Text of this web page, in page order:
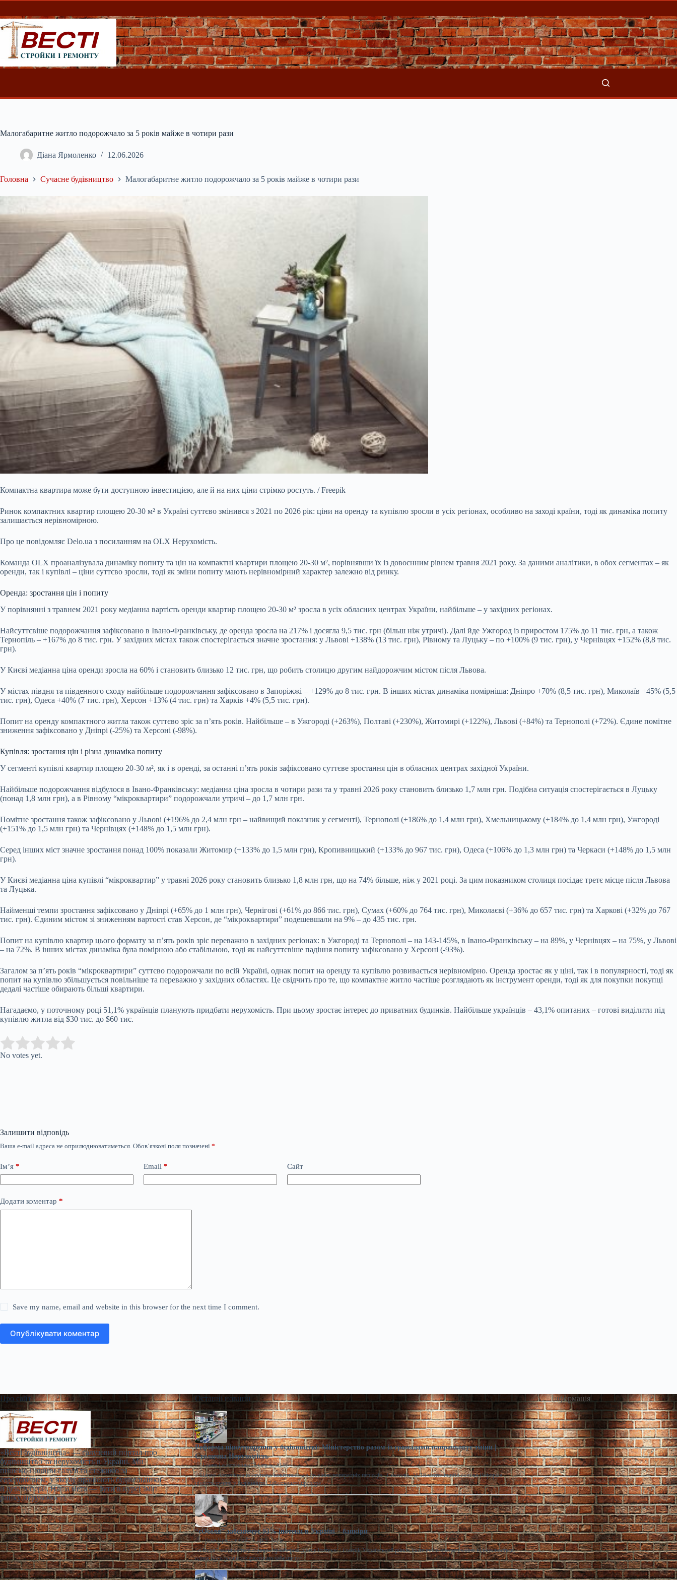
Перейти
вмісту
Малогабаритне житло подорожчало за 5 років майже в чотири рази
Діана Ярмоленко 12.06.2026
Головна Сучасне будівництво Малогабаритне житло подорожчало за 5 років майже в чотири рази
Компактна квартира може бути доступною інвестицією, але й на них ціни стрімко ростуть. / Freepik
Ринок компактних квартир площею 20-30 м² в Україні суттєво змінився з 2021 по 2026 рік: ціни на оренду та купівлю зросли в усіх регіонах, особливо на заході країни, тоді як динаміка попиту
залишається нерівномірною.
Про це повідомляє Delo.ua з посиланням на OLX Нерухомість.
Команда OLX проаналізувала динаміку попиту та цін на компактні квартири площею 20-30 м², порівнявши їх із довоєнним рівнем травня 2021 року. За даними аналітики, в обох сегментах – як
оренди, так і купівлі – ціни суттєво зросли, тоді як зміни попиту мають нерівномірний характер залежно від ринку.
Оренда: зростання цін і попиту
У порівнянні з травнем 2021 року медіанна вартість оренди квартир площею 20-30 м² зросла в усіх обласних центрах України, найбільше – у західних регіонах.
Найсуттєвіше подорожчання зафіксовано в Івано-Франківську, де оренда зросла на 217% і досягла 9,5 тис. грн (більш ніж утричі). Далі йде Ужгород із приростом 175% до 11 тис. грн, а також
Тернопіль – +167% до 8 тис. грн. У західних містах також спостерігається значне зростання: у Львові +138% (13 тис. грн), Рівному та Луцьку – по +100% (9 тис. грн), у Чернівцях +152% (8,8 тис.
грн).
У Києві медіанна ціна оренди зросла на 60% і становить близько 12 тис. грн, що робить столицю другим найдорожчим містом після Львова.
У містах півдня та південного сходу найбільше подорожчання зафіксовано в Запоріжжі – +129% до 8 тис. грн. В інших містах динаміка помірніша: Дніпро +70% (8,5 тис. грн), Миколаїв +45% (5,5
тис. грн), Одеса +40% (7 тис. грн), Херсон +13% (4 тис. грн) та Харків +4% (5,5 тис. грн).
Попит на оренду компактного житла також суттєво зріс за п’ять років. Найбільше – в Ужгороді (+263%), Полтаві (+230%), Житомирі (+122%), Львові (+84%) та Тернополі (+72%). Єдине помітне
зниження зафіксовано у Дніпрі (-25%) та Херсоні (-98%).
Купівля: зростання цін і різна динаміка попиту
У сегменті купівлі квартир площею 20-30 м², як і в оренді, за останні п’ять років зафіксовано суттєве зростання цін в обласних центрах західної України.
Найбільше подорожчання відбулося в Івано-Франківську: медіанна ціна зросла в чотири рази та у травні 2026 року становить близько 1,7 млн грн. Подібна ситуація спостерігається в Луцьку
(понад 1,8 млн грн), а в Рівному “мікроквартири” подорожчали утричі – до 1,7 млн грн.
Помітне зростання також зафіксовано у Львові (+196% до 2,4 млн грн – найвищий показник у сегменті), Тернополі (+186% до 1,4 млн грн), Хмельницькому (+184% до 1,4 млн грн), Ужгороді
(+151% до 1,5 млн грн) та Чернівцях (+148% до 1,5 млн грн).
Серед інших міст значне зростання понад 100% показали Житомир (+133% до 1,5 млн грн), Кропивницький (+133% до 967 тис. грн), Одеса (+106% до 1,3 млн грн) та Черкаси (+148% до 1,5 млн
грн).
У Києві медіанна ціна купівлі “мікроквартир” у травні 2026 року становить близько 1,8 млн грн, що на 74% більше, ніж у 2021 році. За цим показником столиця посідає третє місце після Львова
та Луцька.
Найменші темпи зростання зафіксовано у Дніпрі (+65% до 1 млн грн), Чернігові (+61% до 866 тис. грн), Сумах (+60% до 764 тис. грн), Миколаєві (+36% до 657 тис. грн) та Харкові (+32% до 767
тис. грн). Єдиним містом зі зниженням вартості став Херсон, де “мікроквартири” подешевшали на 9% – до 435 тис. грн.
Попит на купівлю квартир цього формату за п’ять років зріс переважно в західних регіонах: в Ужгороді та Тернополі – на 143-145%, в Івано-Франківську – на 89%, у Чернівцях – на 75%, у Львові
– на 72%. В інших містах динаміка була помірною або стабільною, тоді як найсуттєвіше падіння попиту зафіксовано у Херсоні (-93%).
Загалом за п’ять років “мікроквартири” суттєво подорожчали по всій Україні, однак попит на оренду та купівлю розвивається нерівномірно. Оренда зростає як у ціні, так і в популярності, тоді як
попит на купівлю збільшується повільніше та переважно у західних областях. Це свідчить про те, що компактне житло частіше розглядають як інструмент оренди, тоді як для покупки покупці
дедалі частіше обирають більші квартири.
Нагадаємо, у поточному році 51,1% українців планують придбати нерухомість. При цьому зростає інтерес до приватних будинків. Найбільше українців – 43,1% опитаних – готові виділити під
купівлю житла від $30 тис. до $60 тис.
Rate this item:
No votes yet.
Залишити відповідь
Ваша e-mail адреса не оприлюднюватиметься. Обов’язкові поля позначені *
Ім’я * Email * Сайт
Додати коментар *
Save my name, email and website in this browser for the next time I comment.
Опублікувати коментар
Про сайт
«Весті будівництва» — галузевий портал про
будівництво та нерухомість в Україні. Ми
пишемо новини галузі та стежимо за
середовищем, у якому працюють будівельники
й девелопери. Наша мета — бути в курсі змін
ринку нерухомості.
Останні новини
Реформа ціноутворення у будівництві: Міністерство разом із громадами напрацьовує зміни |
Столична Нерухомість
Ганна Герасименко
Сер 5, 2026
> Наразі показники поступово повертаються до рівня попередніх періодів. Сьогодні, 18:16 Фото: minfin.com.ua Реформа
ціноутворення у будівництві Забезпечити прозоре
“єОселя” забезпечує 93% іпотеки в Україні – банкіри
Діана Ярмоленко
Сер 5, 2026
"єОселя" залишається єдиним драйвером ринку іпотеки. / Freepik Український ринок іпотечного кредитування відновлюється,
однак його розвиток фактично забезпечує
Інформація